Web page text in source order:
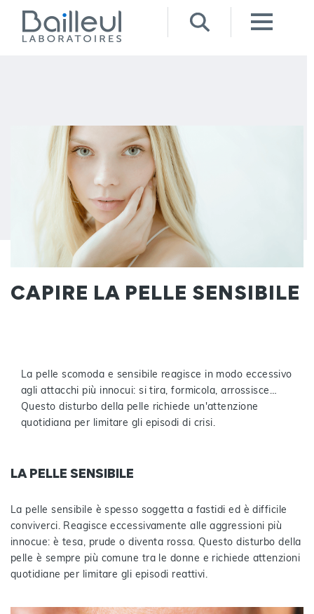
CAPIRE LA PELLE SENSIBILE
La pelle scomoda e sensibile reagisce in modo eccessivo
agli attacchi più innocui: si tira, formicola, arrossisce…
Questo disturbo della pelle richiede un'attenzione
quotidiana per limitare gli episodi di crisi.
LA PELLE SENSIBILE
La pelle sensibile è spesso soggetta a fastidi ed è difficile
conviverci. Reagisce eccessivamente alle aggressioni più
innocue: è tesa, prude o diventa rossa. Questo disturbo della
pelle è sempre più comune tra le donne e richiede attenzioni
quotidiane per limitare gli episodi reattivi.